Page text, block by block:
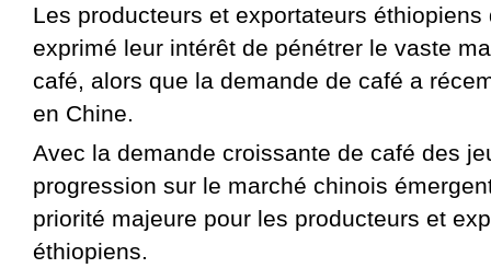
Les producteurs et exportateurs éthiopiens
exprimé leur intérêt de pénétrer le vaste
café, alors que la demande de café a
en Chine.
Avec la demande croissante de café des
progression sur le marché chinois
priorité majeure pour les producteurs et
éthiopiens.